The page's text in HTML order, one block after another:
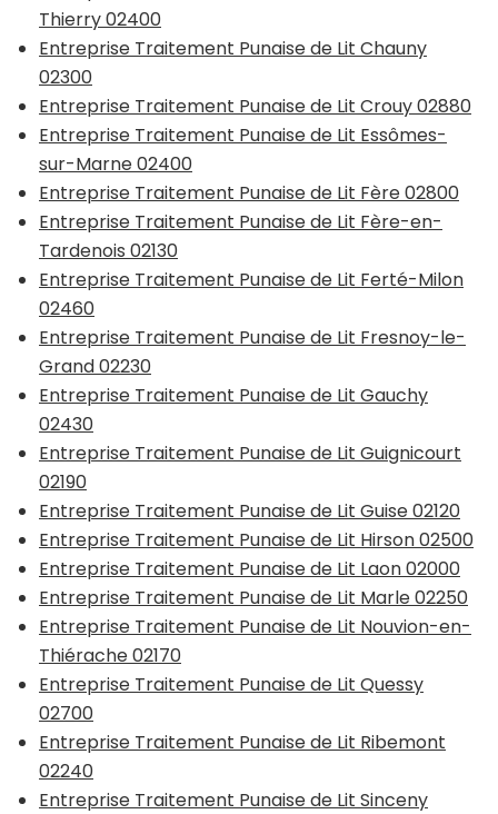
Thierry 02400
Entreprise Traitement Punaise de Lit Chauny
02300
Entreprise Traitement Punaise de Lit Crouy 02880
Entreprise Traitement Punaise de Lit Essômes-
sur-Marne 02400
Entreprise Traitement Punaise de Lit Fère 02800
Entreprise Traitement Punaise de Lit Fère-en-
Tardenois 02130
Entreprise Traitement Punaise de Lit Ferté-Milon
02460
Entreprise Traitement Punaise de Lit Fresnoy-le-
Grand 02230
Entreprise Traitement Punaise de Lit Gauchy
02430
Entreprise Traitement Punaise de Lit Guignicourt
02190
Entreprise Traitement Punaise de Lit Guise 02120
Entreprise Traitement Punaise de Lit Hirson 02500
Entreprise Traitement Punaise de Lit Laon 02000
Entreprise Traitement Punaise de Lit Marle 02250
Entreprise Traitement Punaise de Lit Nouvion-en-
Thiérache 02170
Entreprise Traitement Punaise de Lit Quessy
02700
Entreprise Traitement Punaise de Lit Ribemont
02240
Entreprise Traitement Punaise de Lit Sinceny